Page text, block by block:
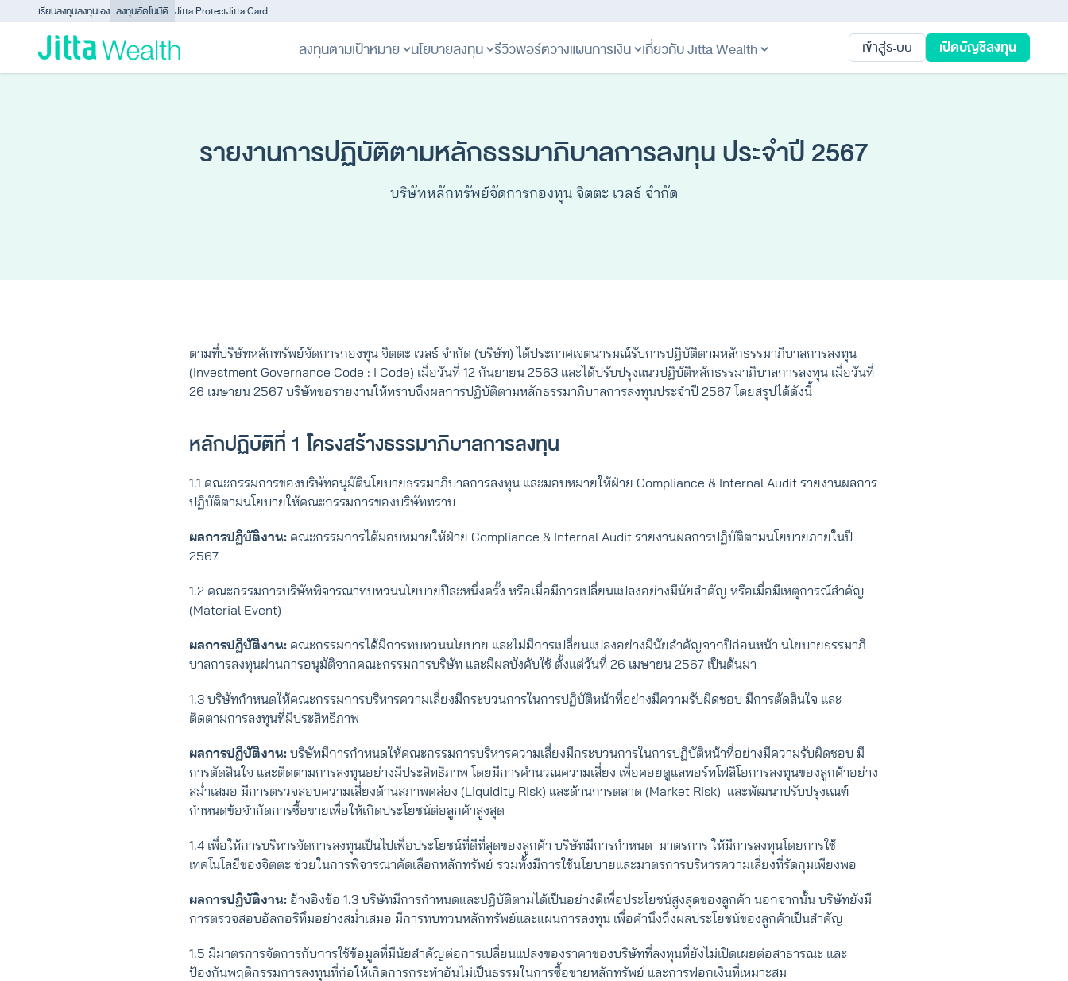
Skip to content - ข้ามไปที่เนื้อหา
เรียนลงทุนลงทุนเอง ลงทุนอัตโนมัติ Jitta ProtectJitta Card
ลงทุนตามเป้าหมาย นโยบายลงทุน รีวิวพอร์ตวางแผนการเงิน เกี่ยวกับ Jitta Wealth เข้าสู่ระบบ เปิดบัญชีลงทุน
รายงานการปฏิบัติตามหลักธรรมาภิบาลการลงทุน ประจำปี 2567
บริษัทหลักทรัพย์จัดการกองทุน จิตตะ เวลธ์ จำกัด
ตามที่บริษัทหลักทรัพย์จัดการกองทุน จิตตะ เวลธ์ จำกัด (บริษัท) ได้ประกาศเจตนารมณ์รับการปฏิบัติตามหลักธรรมาภิบาลการลงทุน
(Investment Governance Code : I Code) เมื่อวันที่ 12 กันยายน 2563 และได้ปรับปรุงแนวปฏิบัติหลักธรรมาภิบาลการลงทุน เมื่อวันที่
26 เมษายน 2567 บริษัทขอรายงานให้ทราบถึงผลการปฏิบัติตามหลักธรรมาภิบาลการลงทุนประจำปี 2567 โดยสรุปได้ดังนี้
หลักปฏิบัติที่ 1 โครงสร้างธรรมาภิบาลการลงทุน
1.1 คณะกรรมการของบริษัทอนุมัตินโยบายธรรมาภิบาลการลงทุน และมอบหมายให้ฝ่าย Compliance & Internal Audit รายงานผลการ
ปฏิบัติตามนโยบายให้คณะกรรมการของบริษัททราบ
ผลการปฏิบัติงาน: คณะกรรมการได้มอบหมายให้ฝ่าย Compliance & Internal Audit รายงานผลการปฏิบัติตามนโยบายภายในปี
2567
1.2 คณะกรรมการบริษัทพิจารณาทบทวนนโยบายปีละหนึ่งครั้ง หรือเมื่อมีการเปลี่ยนแปลงอย่างมีนัยสําคัญ หรือเมื่อมีเหตุการณ์สําคัญ
(Material Event)
ผลการปฏิบัติงาน: คณะกรรมการได้มีการทบทวนนโยบาย และไม่มีการเปลี่ยนแปลงอย่างมีนัยสำคัญจากปีก่อนหน้า นโยบายธรรมาภิ
บาลการลงทุนผ่านการอนุมัติจากคณะกรรมการบริษัท และมีผลบังคับใช้ ตั้งแต่วันที่ 26 เมษายน 2567 เป็นต้นมา
1.3 บริษัทกําหนดให้คณะกรรมการบริหารความเสี่ยงมีกระบวนการในการปฏิบัติหน้าที่อย่างมีความรับผิดชอบ มีการตัดสินใจ และ
ติดตามการลงทุนที่มีประสิทธิภาพ
ผลการปฏิบัติงาน: บริษัทมีการกําหนดให้คณะกรรมการบริหารความเสี่ยงมีกระบวนการในการปฏิบัติหน้าที่อย่างมีความรับผิดชอบ มี
การตัดสินใจ และติดตามการลงทุนอย่างมีประสิทธิภาพ โดยมีการคำนวณความเสี่ยง เพื่อคอยดูแลพอร์ทโฟลิโอการลงทุนของลูกค้าอย่าง
สม่ำเสมอ มีการตรวจสอบความเสี่ยงด้านสภาพคล่อง (Liquidity Risk) และด้านการตลาด (Market Risk) และพัฒนาปรับปรุงเณฑ์
กำหนดข้อจำกัดการซื้อขายเพื่อให้เกิดประโยชน์ต่อลูกค้าสูงสุด
1.4 เพื่อให้การบริหารจัดการลงทุนเป็นไปเพื่อประโยชน์ที่ดีที่สุดของลูกค้า บริษัทมีการกําหนด มาตรการ ให้มีการลงทุนโดยการใช้
เทคโนโลยีของจิตตะ ช่วยในการพิจารณาคัดเลือกหลักทรัพย์ รวมทั้งมีการใช้นโยบายและมาตรการบริหารความเสี่ยงที่รัดกุมเพียงพอ
ผลการปฏิบัติงาน: อ้างอิงข้อ 1.3 บริษัทมีการกำหนดและปฏิบัติตามได้เป็นอย่างดีเพื่อประโยชน์สูงสุดของลูกค้า นอกจากนั้น บริษัทยังมี
การตรวจสอบอัลกอริทึมอย่างสม่ำเสมอ มีการทบทวนหลักทรัพย์และแผนการลงทุน เพื่อคำนึงถึงผลประโยชน์ของลูกค้าเป็นสำคัญ
1.5 มีมาตรการจัดการกับการใช้ข้อมูลที่มีนัยสําคัญต่อการเปลี่ยนแปลงของราคาของบริษัทที่ลงทุนที่ยังไม่เปิดเผยต่อสาธารณะ และ
ป้องกันพฤติกรรมการลงทุนที่ก่อให้เกิดการกระทําอันไม่เป็นธรรมในการซื้อขายหลักทรัพย์ และการฟอกเงินที่เหมาะสม